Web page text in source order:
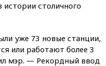
столичного
уже 73 новые станции,
или работают более 3
мэр. — Рекордный ввод